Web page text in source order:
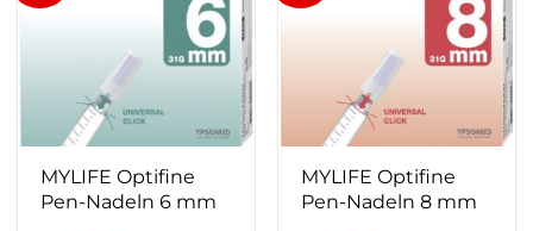
MYLIFE Optifine
Pen-Nadeln 6 mm
MYLIFE Optifine
Pen-Nadeln 8 mm